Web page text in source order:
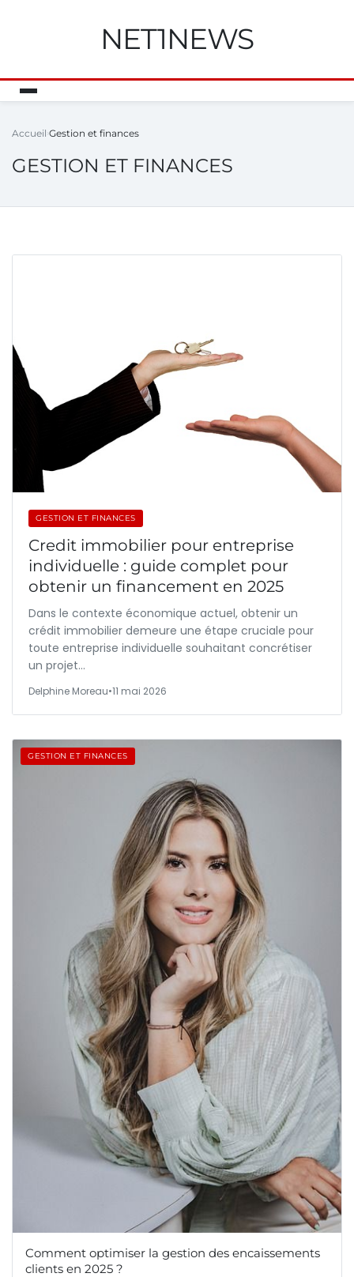
NET1NEWS
Accueil Gestion et finances
GESTION ET FINANCES
GESTION ET FINANCES
Credit immobilier pour entreprise
individuelle : guide complet pour
obtenir un financement en 2025
Dans le contexte économique actuel, obtenir un
crédit immobilier demeure une étape cruciale pour
toute entreprise individuelle souhaitant concrétiser
un projet…
Delphine Moreau•11 mai 2026
GESTION ET FINANCES
Comment optimiser la gestion des encaissements
clients en 2025 ?